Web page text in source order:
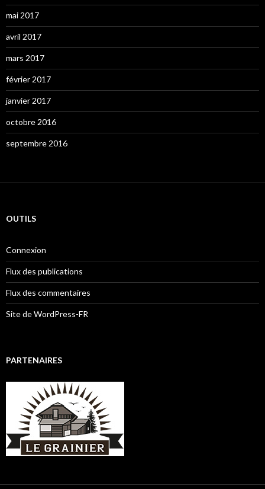
mai 2017
avril 2017
mars 2017
février 2017
janvier 2017
octobre 2016
septembre 2016
OUTILS
Connexion
Flux des publications
Flux des commentaires
Site de WordPress-FR
PARTENAIRES